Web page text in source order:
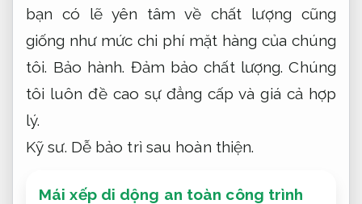
bạn có lẽ yên tâm về chất lượng cũng
giống như mức chi phí mặt hàng của chúng
tôi. Bảo hành. Đảm bảo chất lượng. Chúng
tôi luôn đề cao sự đẳng cấp và giá cả hợp
lý.
Kỹ sư. Dễ bảo trì sau hoàn thiện.
Mái xếp di dộng an toàn công trình